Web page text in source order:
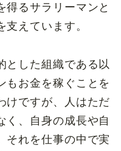
得るサラリーマンと
えています。
とした組織である以
もお金を稼ぐことを
けですが、人はただ
く、自身の成長や自
それを仕事の中で実